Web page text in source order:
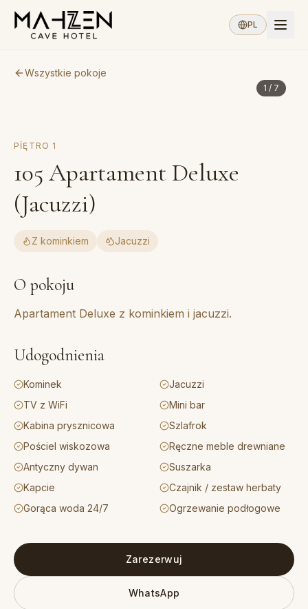
PL
Wszystkie pokoje
1 / 7
PIĘTRO 1
105 Apartament Deluxe
(Jacuzzi)
Z kominkiem Jacuzzi
O pokoju
Apartament Deluxe z kominkiem i jacuzzi.
Udogodnienia
Kominek
Jacuzzi
TV z WiFi
Mini bar
Kabina prysznicowa
Szlafrok
Pościel wiskozowa
Ręczne meble drewniane
Antyczny dywan
Suszarka
Kapcie
Czajnik / zestaw herbaty
Gorąca woda 24/7
Ogrzewanie podłogowe
Zarezerwuj
WhatsApp